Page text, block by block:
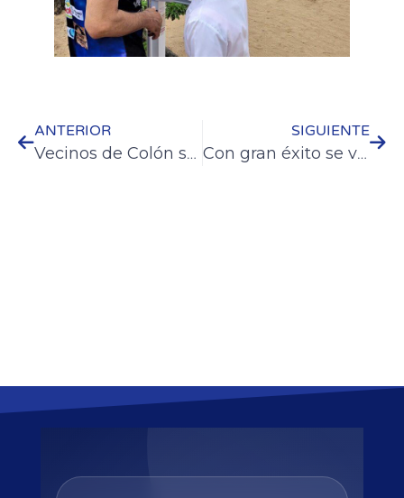
ANTERIOR
Vecinos de Colón se recibieron de auxiliares en cuidados gerontológicos
SIGUIENTE
Con gran éxito se vivió la “La Noche de los Museos” en Colón